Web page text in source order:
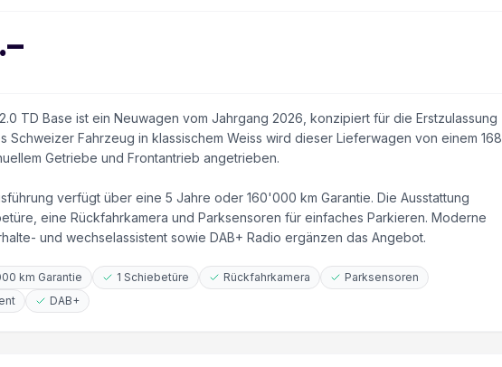
2.0 TD Base ist ein Neuwagen vom Jahrgang 2026, konzipiert für die Erstzulassung
Schweizer Fahrzeug in klassischem Weiss wird dieser Lieferwagen von einem 168
Getriebe und Frontantrieb angetrieben.
verfügt über eine 5 Jahre oder 160'000 km Garantie. Die Ausstattung
eine Rückfahrkamera und Parksensoren für einfaches Parkieren. Moderne
und wechselassistent sowie DAB+ Radio ergänzen das Angebot.
km Garantie 1 Schiebetüre Rückfahrkamera
Parksensoren
DAB+